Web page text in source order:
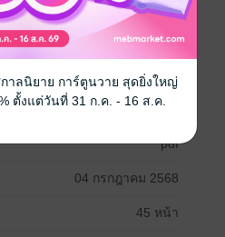
ปรัชญา ร้อยกรอง
บทกวีสามร้อยบท
pdf
04 กรกฎาคม 2568
45 หน้า
กาลนิยาย การ์ตูนวาย สุดยิ่งใหญ่
ตั้งแต่วันที่ 31 ก.ค. - 16 ส.ค.